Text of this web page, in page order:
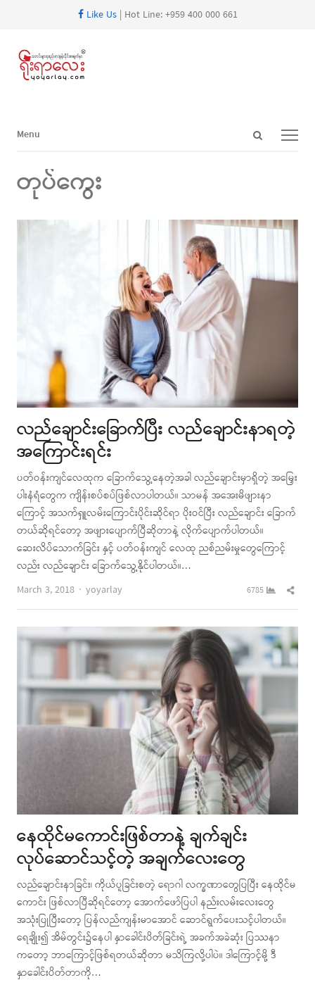
Like Us| Hot Line: +959 400 000 661
Open
Menu
Menu
တုပ်ကွေး
လည်ချောင်းခြောက်ပြီး လည်ချောင်းနာရတဲ့
အကြောင်းရင်း
ပတ်ဝန်းကျင်လေထုက ခြောက်သွေ့နေတဲ့အခါ လည်ချောင်းမှာရှိတဲ့ အမြှေး
ပါးနံရံတွေက ကျိန်းစပ်စပ်ဖြစ်လာပါတယ်။ သာမန် အအေးမိဖျားနာ
ကြောင့် အသက်ရှူလမ်းကြောင်းပိုင်းဆိုင်ရာ ပိုးဝင်ပြီး လည်ချောင်း ခြောက်
တယ်ဆိုရင်တော့ အဖျားပျောက်ပြီဆိုတာနဲ့ လိုက်ပျောက်ပါတယ်။
ဆေးလိပ်သောက်ခြင်း နှင့် ပတ်ဝန်းကျင် လေထု ညစ်ညမ်းမှုတွေကြောင့်
လည်း လည်ချောင်း ခြောက်သွေ့နိုင်ပါတယ်။…
March 3, 2018
Author
yoyarlay 6785
နေထိုင်မကောင်းဖြစ်တာနဲ့ ချက်ချင်း
လုပ်ဆောင်သင့်တဲ့ အချက်လေးတွေ
လည်ချောင်းနာခြင်း၊ ကိုယ်ပူခြင်းစတဲ့ ရောဂါ လက္ခဏာတွေပြပြီး နေထိုင်မ
ကောင်း ဖြစ်လာပြီဆိုရင်တော့ အောက်ဖော်ပြပါ နည်းလမ်းလေးတွေ
အသုံးပြုပြီးတော့ ပြန်လည်ကျန်းမာအောင် ဆောင်ရွက်ပေးသင့်ပါတယ်။
ရေချိုး၍ အိမ်တွင်း၌နေပါ နှာခေါင်းပိတ်ခြင်းရဲ့ အခက်အခဲဆုံး ပြဿနာ
ကတော့ ဘာကြောင့်ဖြစ်ရတယ်ဆိုတာ မသိကြလို့ပါပဲ။ ဒါကြောင့်မို့ ဒီ
နှာခေါင်းပိတ်တာကို…